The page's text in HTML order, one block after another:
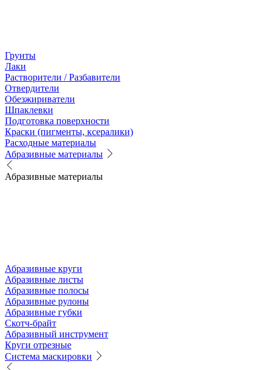
Грунты
Лаки
Растворители / Разбавители
Отвердители
Обезжириватели
Шпаклевки
Подготовка поверхности
Краски (пигменты, ксералики)
Расходные материалы
Абразивные материалы
Абразивные материалы
Абразивные круги
Абразивные листы
Абразивные полосы
Абразивные рулоны
Абразивные губки
Скотч-брайт
Абразивный инструмент
Круги отрезные
Система маскировки